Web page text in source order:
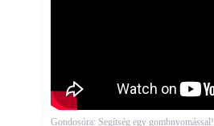
Gondosóra: Segítség egy gombnyomással!